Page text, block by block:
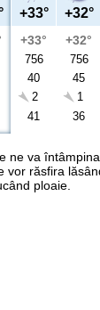
+33°
+33°
756
40
2
41
+32°
+32°
756
45
1
36
ne va
vor răsfira
ploaie.